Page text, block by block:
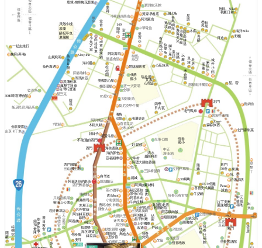
中華電信
富
群
149
咖
啡
燦
坤
尚
格
租
車
慕蘭
美國點心屋
拉亞漢堡
85度C
瑪瑪米亞
黑藩租車
木箱火鍋
山風飛羽
藍色海遇
監理所
初夏日和
僑勇
國小
正一大賣場
全聯
莫尼克早午餐
四季
日內瓦
不能過的西門
北門戰車
北門
西門
海的顏色
海的顏色
亞福租車
兒童公園 恆春
國小
中正
游泳池
清水
越南料理
小牛村
阿賢牛排
包手
縣城
立體停車場
39焗烤
恆春公有市場
福記蒸餃
黑仔の店
阿香羊肉
阿鴻麵店
宏迪 戶政
恆春
分局
東門
50巷 東風
中元
搶孤
場地
出
火
東門
鎮公所
圖書館
消防局
衛生所
恆春地政
艾倫
白羊道
屈臣氏
秋香
西門廣場
三山國王廟
阿嘉送信的老街
木屐王
阿伯綠豆饌
天
后
宮
週
日
夜
市
柯記
我愛墾丁
綠豆蒜
王家麵店
海相遇
豐味關東煮
城
外
小
館
粉圓老店
臭脯餅老店
歐戀
墨
磚
鹿境 生態梅花鹿園
瘋墾丁租車
好日子
野棧
3000啤酒博物館
沐睦
北門家常菜
Zero+
崧好青草店
迎
薰
寶順號
玉珍香
快樂
鳥地方
阿婆大腸包香腸
佑
佑
11
號
公仔民宿
黃家早餐店
恆。好
阿潭姨素材料
多
久
冬粉鴨
牛肉拉麵
象廚(弄海)
日造
興丼壽司
阿鴻素食
上好機車
拾日。Villa
台灣行運通
寶雅生活館
鈕
扣
倉
庫
茶の魔手
曹媽冷飲.炸雞
貝殼小棧
樹
夏
飲
事
默默很甜
昌平炸雞
海的雜貨
棕
櫚
宿
隨
緣
安可
Pizza
牛奶糖
金
肯
拉丁美洲
風味餐坊
瑞比兔
一起去旅行
星巴克
誠食
迷客夏
FUN假趣
旅
攝
夏爾麗
海灘走走
小
魚
之
家
耘
居
吾
醉
禾
庭
芃家
童
話
獅
子
座 玩
趣
快
樂
兔
辰
居
心悅築
海
海
天
光
立體停車場
曾家牛肉麵
小翠越南美食
三張椅髮廊
屋盛食堂
7號鍋
大樹藥局
共融遊戲場
猴洞山公園
玉女
豆花
頑
童
麻
辣
鍋
許家廚坊
隱
蔽
倆
筷
伴
森淼旅宿
馥
境
飯店民宿用品店
阿琴麵店
阿助壽司
嗜咖啡
肥貓南洋餐室
窩
墾
丁
肉圓大王
三媽臭臭鍋
縣城麵店
海洋Villa
浪
趣
半
島
瑞拉斯
辰
峰
小南便當
蒔
嶼
恆
春
社
福
館
逸
境
山
好 鬆餅
星。蓿
和平披薩
青
鳥
嶼
海
阿
嘉
耕
逃
木矞
心苑旅店
禾
金
豐
Sleep lnn
松
桯
園
覓
旅
鵝
肉
喆
家
肉 Meat
曼
吉
亞
醉妃亭也
金享樂園
阿宗爌肉飯
雲
居
恆春民謠館
喜喜美式餐廳
有
點
義
式
伯虎在二樓
回春咖啡
海角
42號
藝鍋物
金享卡丁車
福
德
宮
星
語
阿香姨
椒點
廚坊
嬑順租車
烤100分
香香豆花
賺食人
西門鴨香飯